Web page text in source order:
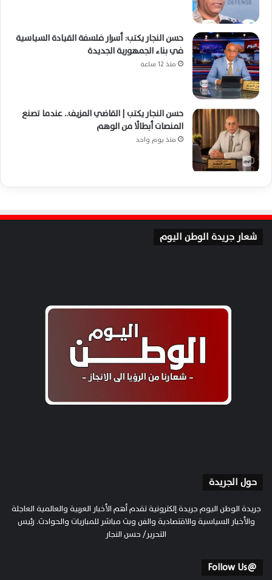
حسن النجار يكتب: أسرار فلسفة القيادة السياسية
في بناء الجمهورية الجديدة
منذ 12 ساعة
حسن النجار يكتب | القاضي المزيف.. عندما تصنع
المنصات أبطالًا من الوهم
منذ يوم واحد
شعار جريدة الوطن اليوم
حول الجريدة
جريدة الوطن اليوم جريدة إلكترونية تقدم أهم الأخبار العربية والعالمية العاجلة
والأخبار السياسية والاقتصادية والفن وبث مباشر للمباريات والحوادث. رئيس
التحرير/ حسن النجار
@Follow Us